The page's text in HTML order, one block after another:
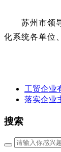
苏州市领
化系统各单位
工贸企业
落实企业
搜索